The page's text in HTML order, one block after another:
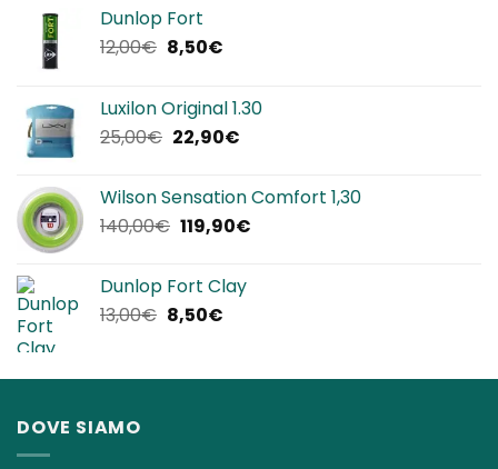
Dunlop Fort
12,00€ Il
era:
12,00€.
8,50€Il
è:
8,50€.
Luxilon Original 1.30
25,00€ Il
era:
25,00€.
22,90€Il
è:
22,90€.
Wilson Sensation Comfort 1,30
140,00€ Il
era:
140,00€.
119,90€Il
Dunlop Fort Clay
13,00€ Il
era:
8,50€Il
è:
DOVE SIAMO